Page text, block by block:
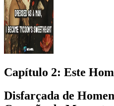
Capítulo 2: Este
Disfarçada de